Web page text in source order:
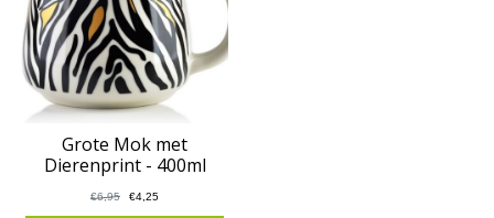
Grote Mok met
Dierenprint - 400ml
€6,95 €4,25